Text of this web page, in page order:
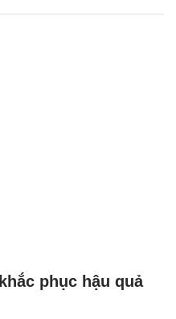
phục hậu quả